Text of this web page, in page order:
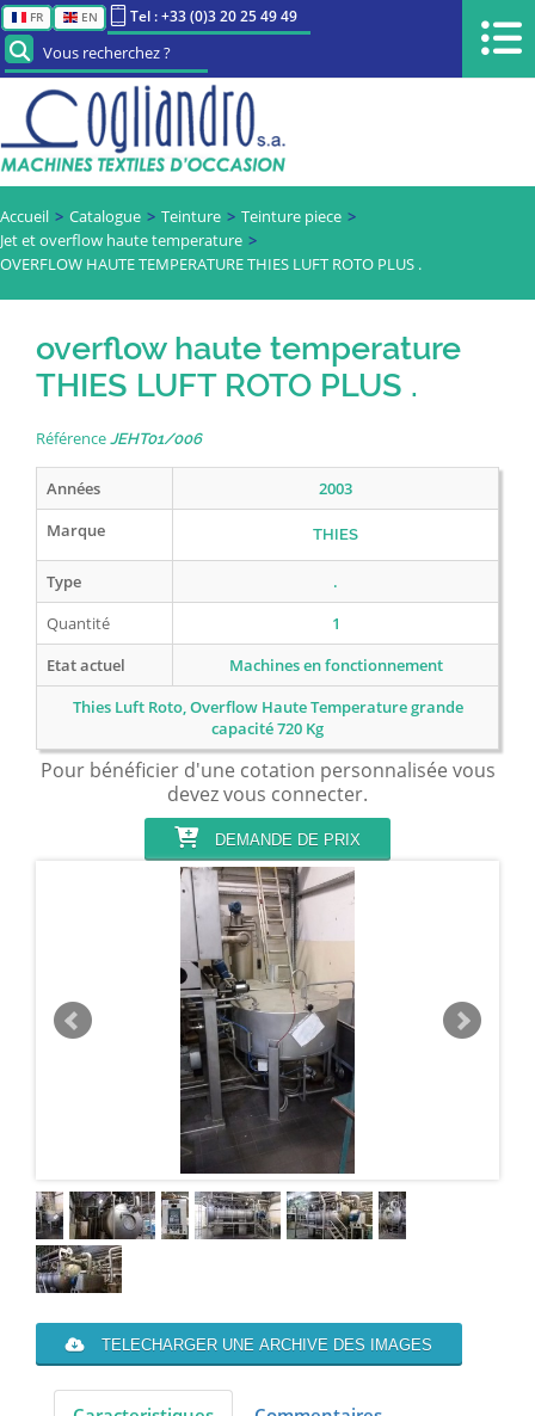
FR EN Tel : +33 (0)3 20 25 49 49
Vous recherchez ?
Accueil Catalogue Teinture
Teinture piece
Jet et overflow haute temperature
OVERFLOW HAUTE TEMPERATURE THIES LUFT ROTO PLUS .
overflow haute temperature
THIES LUFT ROTO PLUS .
Référence JEHT01/006
Années
2003
Marque
THIES
Type
.
Quantité
1
Etat actuel
Machines en fonctionnement
Thies Luft Roto, Overflow Haute Temperature grande
capacité 720 Kg
Pour bénéficier d'une cotation personnalisée vous
devez vous connecter.
DEMANDE DE PRIX
TELECHARGER UNE ARCHIVE DES IMAGES